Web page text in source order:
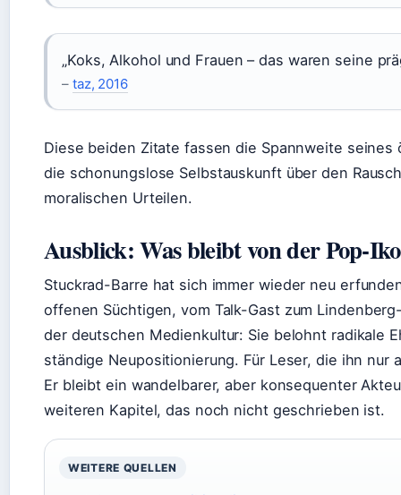
„Koks, Alkohol und Frauen – das waren seine
– taz, 2016
Diese beiden Zitate fassen die Spannweite
die schonungslose Selbstauskunft über den
moralischen Urteilen.
Ausblick: Was bleibt von der Pop-
Stuckrad-Barre hat sich immer wieder neu
offenen Süchtigen, vom Talk-Gast zum
der deutschen Medienkultur: Sie belohnt radikale
ständige Neupositionierung. Für Leser, die ihn nur
Er bleibt ein wandelbarer, aber konsequenter
weiteren Kapitel, das noch nicht geschrieben ist.
WEITERE QUELLEN